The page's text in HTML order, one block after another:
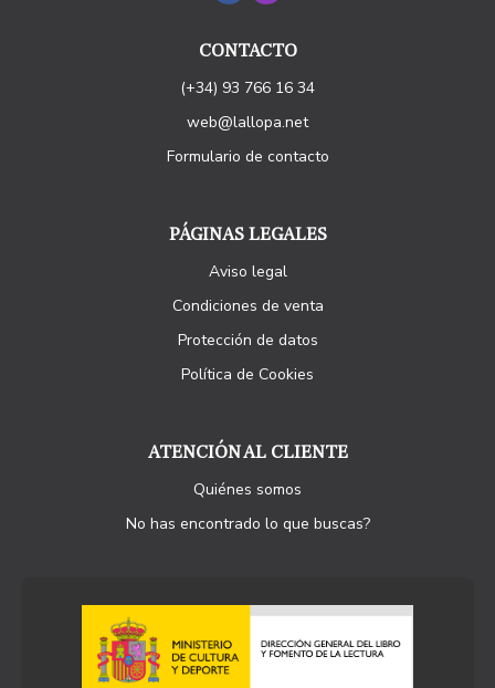
CONTACTO
(+34) 93 766 16 34
web@lallopa.net
Formulario de contacto
PÁGINAS LEGALES
Aviso legal
Condiciones de venta
Protección de datos
Política de Cookies
ATENCIÓN AL CLIENTE
Quiénes somos
No has encontrado lo que buscas?